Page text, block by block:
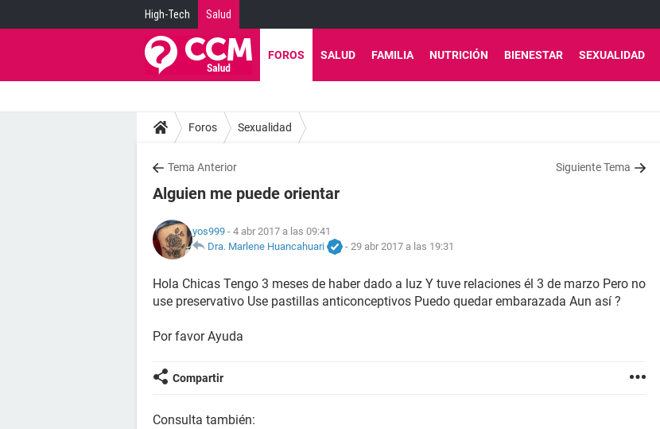
High-Tech Salud
FOROS SALUD FAMILIA NUTRICIÓN BIENESTAR SEXUALIDAD
Foros Sexualidad
Tema Anterior Siguiente Tema
Alguien me puede orientar
yos999 - 4 abr 2017 a las 09:41
Dra. Marlene Huancahuari
- 29 abr 2017 a las 19:31
Hola Chicas Tengo 3 meses de haber dado a luz Y tuve relaciones él 3 de marzo Pero no
use preservativo Use pastillas anticonceptivos Puedo quedar embarazada Aun así ?
Por favor Ayuda
Compartir
Consulta también: